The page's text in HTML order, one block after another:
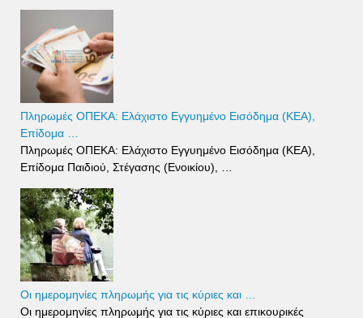
Πληρωμές ΟΠΕΚΑ: Ελάχιστο Εγγυημένο Εισόδημα (ΚΕΑ),
Επίδομα …
Πληρωμές ΟΠΕΚΑ: Ελάχιστο Εγγυημένο Εισόδημα (ΚΕΑ),
Επίδομα Παιδιού, Στέγασης (Ενοικίου), …
Οι ημερομηνίες πληρωμής για τις κύριες και …
Οι ημερομηνίες πληρωμής για τις κύριες και επικουρικές